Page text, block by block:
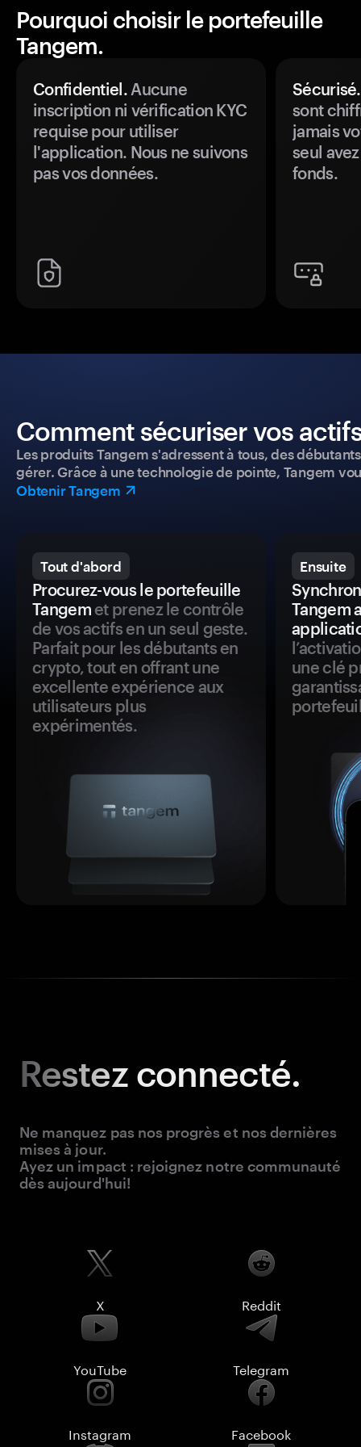
Pourquoi choisir le portefeuille
Tangem.
Confidentiel.Aucune
inscription ni vérification KYC
requise pour utiliser
l'application. Nous ne suivons
pas vos données.
Sécurisé.
sont
jamais
seul
fonds.
Comment sécuriser vos
Les produits Tangem s'adressent à tous, des
gérer. Grâce à une technologie de pointe, Tangem
Obtenir Tangem
Tout d'abord
Procurez-vous le portefeuille
Tangemet prenez le contrôle
de vos actifs en un seul geste.
Parfait pour les débutants en
crypto, tout en offrant une
excellente expérience aux
utilisateurs plus
expérimentés.
Ensuite
Tangem
une clé
Restezconnecté.
Ne manquez pas nos progrès et nos dernières
mises à jour.
Ayez un impact : rejoignez notre communauté
dès aujourd'hui!
X Reddit
YouTube Telegram
Instagram Facebook